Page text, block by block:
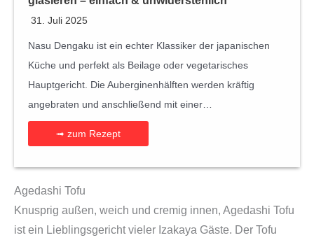
31. Juli 2025
Nasu Dengaku ist ein echter Klassiker der japanischen
Küche und perfekt als Beilage oder vegetarisches
Hauptgericht. Die Auberginenhälften werden kräftig
angebraten und anschließend mit einer…
➟ zum Rezept
Agedashi Tofu
Knusprig außen, weich und cremig innen, Agedashi Tofu
ist ein Lieblingsgericht vieler Izakaya Gäste. Der Tofu